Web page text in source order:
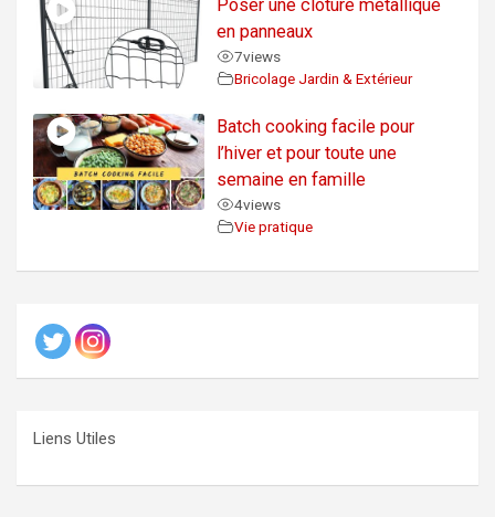
Poser une clôture métallique
en panneaux
7views
Bricolage Jardin & Extérieur
Batch cooking facile pour
l’hiver et pour toute une
semaine en famille
4views
Vie pratique
Liens Utiles